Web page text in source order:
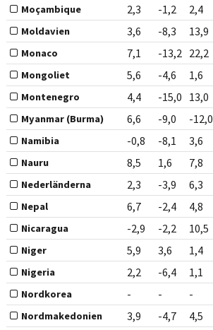
Moçambique 2,3 -1,2 2,4
Moldavien 3,6 -8,3 13,9
Monaco 7,1 -13,2 22,2
Mongoliet 5,6 -4,6 1,6
Montenegro 4,4 -15,0 13,0
Myanmar (Burma) 6,6 -9,0 -12,0
Namibia -0,8 -8,1 3,6
Nauru 8,5 1,6 7,8
Nederländerna 2,3 -3,9 6,3
Nepal 6,7 -2,4 4,8
Nicaragua -2,9 -2,2 10,5
Niger 5,9 3,6 1,4
Nigeria 2,2 -6,4 1,1
Nordkorea - - -
Nordmakedonien 3,9 -4,7 4,5